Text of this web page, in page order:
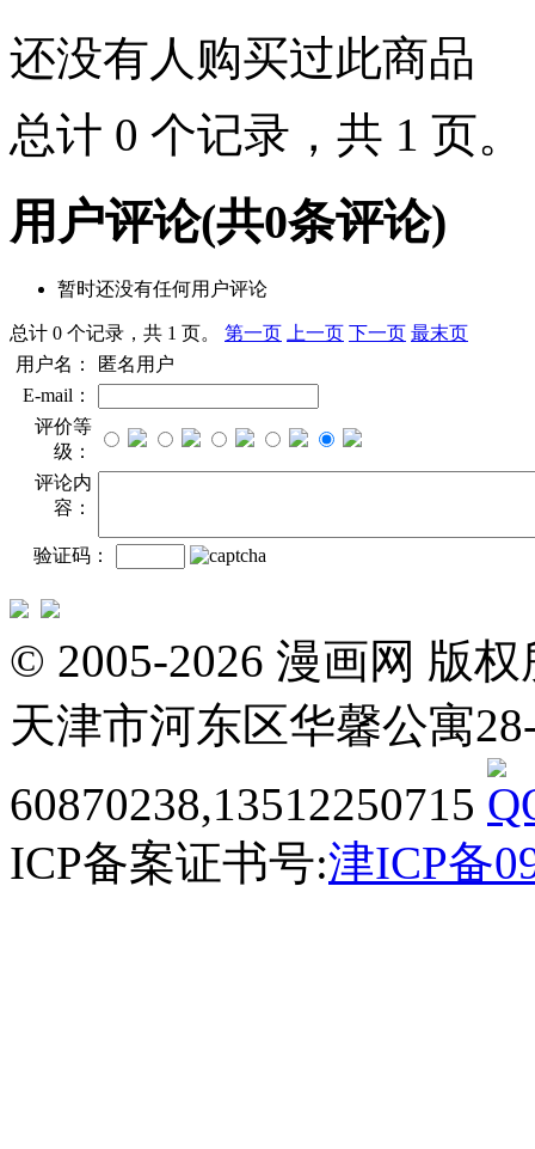
还没有人购买过此商品
总计 0 个记录，共 1 页。
用户评论(共0条评论)
暂时还没有任何用户评论
总计 0 个记录，共 1 页。 第一页 上一页 下一页 最末页
用户名：
匿名用户
E-mail：
评价等
级：
评论内
容：
验证码：
© 2005-2026 漫画网 版
天津市河东区华馨公寓
60870238,13512250715
ICP备案证书号:津ICP备